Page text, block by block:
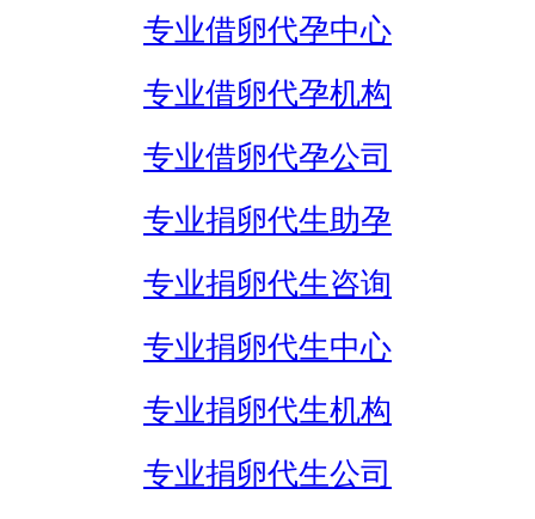
专业借卵代孕中心
专业借卵代孕机构
专业借卵代孕公司
专业捐卵代生助孕
专业捐卵代生咨询
专业捐卵代生中心
专业捐卵代生机构
专业捐卵代生公司